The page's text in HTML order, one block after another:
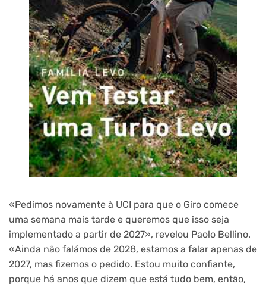
«Pedimos novamente à UCI para que o Giro comece
uma semana mais tarde e queremos que isso seja
implementado a partir de 2027», revelou Paolo Bellino.
«Ainda não falámos de 2028, estamos a falar apenas de
2027, mas fizemos o pedido. Estou muito confiante,
porque há anos que dizem que está tudo bem, então,